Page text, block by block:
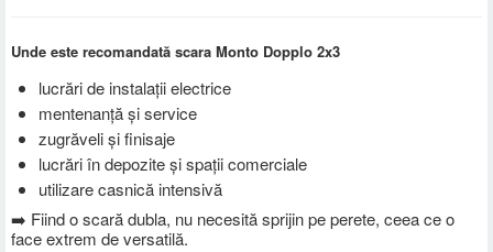
Unde este recomandată scara Monto Dopplo 2x3
lucrări de instalații electrice
mentenanță și service
zugrăveli și finisaje
lucrări în depozite și spații comerciale
utilizare casnică intensivă
➡️ Fiind o scară dubla, nu necesită sprijin pe perete, ceea ce o
face extrem de versatilă.